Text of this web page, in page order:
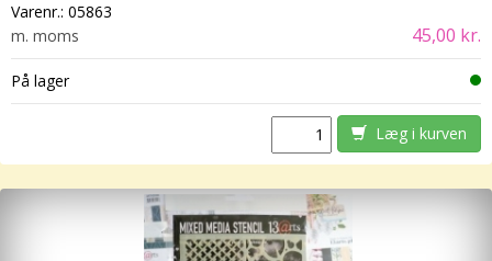
Varenr.: 05863
m. moms
45,00 kr.
På lager
Læg i kurven